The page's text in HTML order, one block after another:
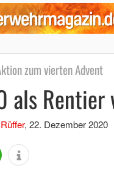
zum vierten Advent
als
, 22. Dezember 2020